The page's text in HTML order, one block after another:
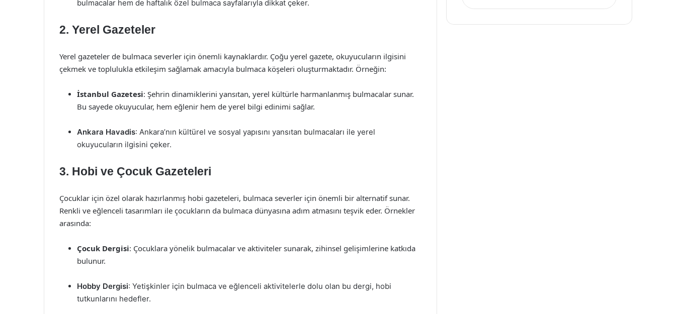
bulmacalar hem de haftalık özel bulmaca sayfalarıyla dikkat çeker.
2. Yerel Gazeteler
Yerel gazeteler de bulmaca severler için önemli kaynaklardır. Çoğu yerel gazete, okuyucuların ilgisini
çekmek ve toplulukla etkileşim sağlamak amacıyla bulmaca köşeleri oluşturmaktadır. Örneğin:
İstanbul Gazetesi: Şehrin dinamiklerini yansıtan, yerel kültürle harmanlanmış bulmacalar sunar.
Bu sayede okuyucular, hem eğlenir hem de yerel bilgi edinimi sağlar.
Ankara Havadis: Ankara’nın kültürel ve sosyal yapısını yansıtan bulmacaları ile yerel
okuyucuların ilgisini çeker.
3. Hobi ve Çocuk Gazeteleri
Çocuklar için özel olarak hazırlanmış hobi gazeteleri, bulmaca severler için önemli bir alternatif sunar.
Renkli ve eğlenceli tasarımları ile çocukların da bulmaca dünyasına adım atmasını teşvik eder. Örnekler
arasında:
Çocuk Dergisi: Çocuklara yönelik bulmacalar ve aktiviteler sunarak, zihinsel gelişimlerine katkıda
bulunur.
Hobby Dergisi: Yetişkinler için bulmaca ve eğlenceli aktivitelerle dolu olan bu dergi, hobi
tutkunlarını hedefler.